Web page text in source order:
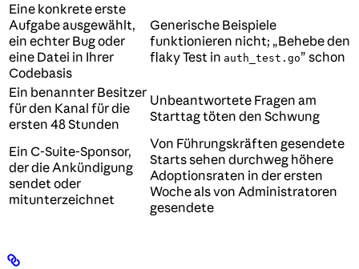
Eine konkrete erste
Aufgabe ausgewählt,
ein echter Bug oder
eine Datei in Ihrer
Codebasis
Generische Beispiele
funktionieren nicht; „Behebe den
flaky Test in auth_test.go” schon
Ein benannter Besitzer
für den Kanal für die
ersten 48 Stunden
Unbeantwortete Fragen am
Starttag töten den Schwung
Ein C-Suite-Sponsor,
der die Ankündigung
sendet oder
mitunterzeichnet
Von Führungskräften gesendete
Starts sehen durchweg höhere
Adoptionsraten in der ersten
Woche als von Administratoren
gesendete